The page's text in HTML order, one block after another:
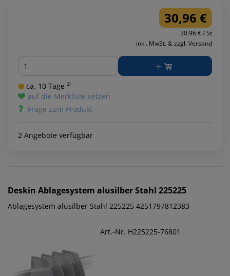
30,96 €
30.96 € / St
inkl. MwSt. & zzgl. Versand
Menge
ca. 10 Tage ²⁾
auf die Merkliste setzen
Frage zum Produkt
2 Angebote verfügbar
Deskin Ablagesystem alusilber Stahl 225225
Ablagesystem alusilber Stahl 225225 4251797812383
Art.-Nr. H225225-76801